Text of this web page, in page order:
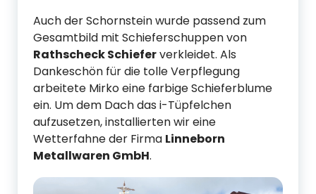
Auch der Schornstein wurde passend zum
Gesamtbild mit Schieferschuppen von
Rathscheck Schieferverkleidet. Als
Dankeschön für die tolle Verpflegung
arbeitete Mirko eine farbige Schieferblume
ein. Um dem Dach das i-Tüpfelchen
aufzusetzen, installierten wir eine
Wetterfahne der Firma Linneborn
Metallwaren GmbH.